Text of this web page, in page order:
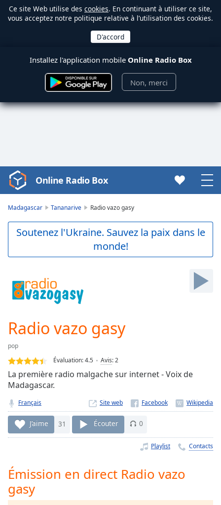
Ce site Web utilise des cookies. En continuant à utiliser ce site,
vous acceptez notre politique relative à l’utilisation des cookies.
Installez l'application mobile Online Radio Box
Non, merci
Video
Player
Play
Video
Skip
Forward
Mute
Loaded
0.00%
Stream
TypeLIVE
live,
currently
behind
LIVE
Remaining
Playback
Rate
Online Radio Box
Madagascar Tananarive Radio vazo gasy
Soutenez l'Ukraine. Sauvez la paix dans le
monde!
Radio vazo gasy
pop
Évaluation:4.5 Avis:2
La première radio malgache sur internet - Voix de
Madagascar.
Français Site web
J’aime 31 Écouter 0
Playlist Contacts
Émission en direct Radio vazo
gasy